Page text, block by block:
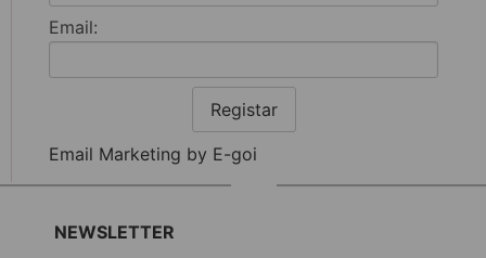
Email:
Registar
Email Marketing by E-goi
NEWSLETTER